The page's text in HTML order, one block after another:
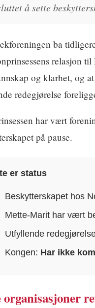
å sette
ba
relasjon
og klarhet, og
redegjørelse
har vært
på pause.
er status
Beskytterskapet hos
Mette-Marit har vært
Utfyllende
Kongen: Har ikke
organisasjoner